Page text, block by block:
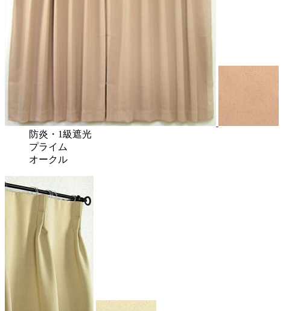
防炎 ・ 1級遮光
プライム
オークル